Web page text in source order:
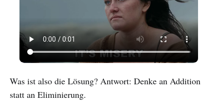
Was ist also die Lösung? Antwort: Denke an Addition
statt an Eliminierung.